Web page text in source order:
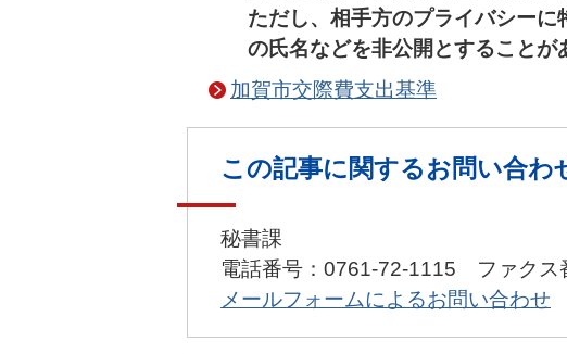
ただし、相手方のプライバシー
の氏名などを非公開とすることが
加賀市交際費支出基準
この記事に関するお問い合わ
秘書課
電話番号：0761-72-1115 ファクス
メールフォームによるお問い合わせ